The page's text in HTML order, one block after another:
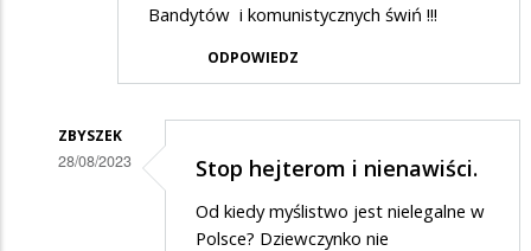
Bandytów i komunistycznych świń !!!
ODPOWIEDZ
ZBYSZEK
28/08/2023 Stop hejterom i nienawiści.
Od kiedy myślistwo jest nielegalne w
Polsce? Dziewczynko nie